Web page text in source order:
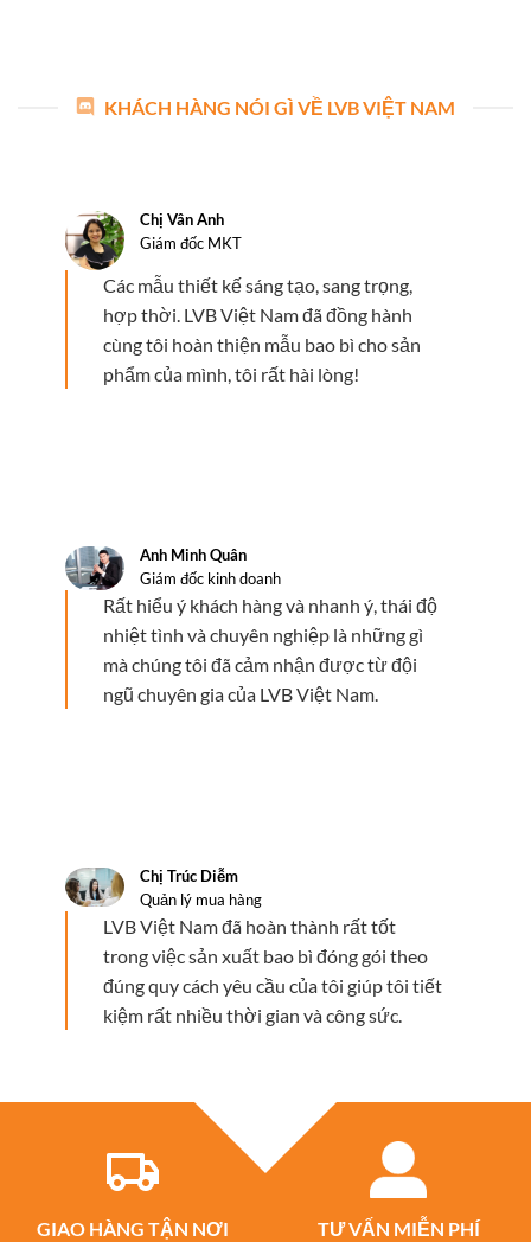
KHÁCH HÀNG NÓI GÌ VỀ LVB VIỆT NAM
Chị Vân Anh
Giám đốc MKT
Các mẫu thiết kế sáng tạo, sang trọng,
hợp thời. LVB Việt Nam đã đồng hành
cùng tôi hoàn thiện mẫu bao bì cho sản
phẩm của mình, tôi rất hài lòng!
Anh Minh Quân
Giám đốc kinh doanh
Rất hiểu ý khách hàng và nhanh ý, thái độ
nhiệt tình và chuyên nghiệp là những gì
mà chúng tôi đã cảm nhận được từ đội
ngũ chuyên gia của LVB Việt Nam.
Chị Trúc Diễm
Quản lý mua hàng
LVB Việt Nam đã hoàn thành rất tốt
trong việc sản xuất bao bì đóng gói theo
đúng quy cách yêu cầu của tôi giúp tôi tiết
kiệm rất nhiều thời gian và công sức.
GIAO HÀNG TẬN NƠI
TƯ VẤN MIỄN PHÍ